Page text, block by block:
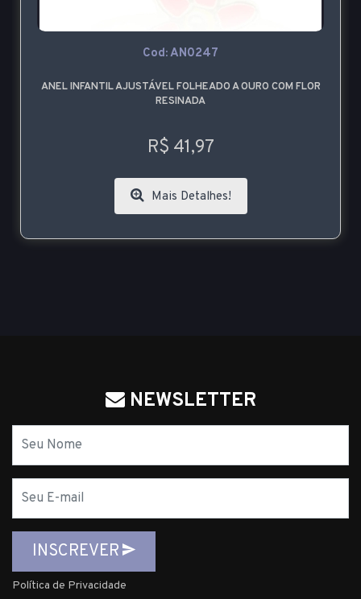
Cod: AN0247
ANEL INFANTIL AJUSTÁVEL FOLHEADO A OURO COM FLOR
RESINADA
R$ 41,97
Mais Detalhes!
NEWSLETTER
mail
INSCREVER
Política de Privacidade